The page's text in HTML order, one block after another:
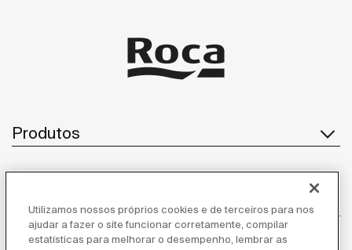
Produtos
Atendimento ao cliente
Utilizamos nossos próprios cookies e de terceiros para nos
ajudar a fazer o site funcionar corretamente, compilar
estatísticas para melhorar o desempenho, lembrar as